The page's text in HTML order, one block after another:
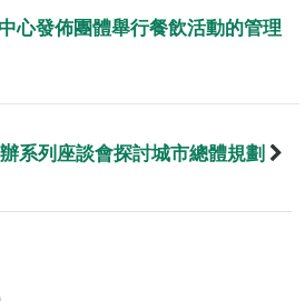
心發佈團體舉行餐飲活動的管理
系列座談會探討城市總體規劃